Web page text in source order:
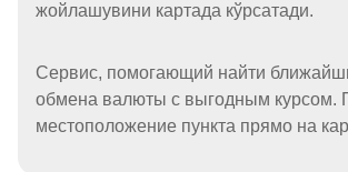
жойлашувини картада кўрсатади.
Сервис, помогающий найти
обмена валюты с выгодным курсом.
местоположение пункта прямо на